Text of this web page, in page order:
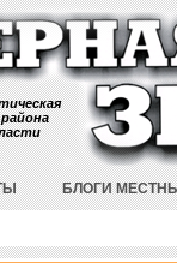
БЛОГИ